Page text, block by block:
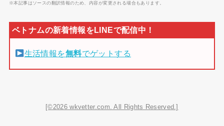
※本記事はソースの翻訳情報のため、内容が変更される場合もあります。
生活情報を無料でゲットする
[©2026 wkvetter.com. All Rights Reserved.]